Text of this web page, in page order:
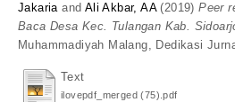
Jakariaand Ali Akbar, AA(2019)Peer
Baca Desa Kec. Tulangan Kab.
Muhammadiyah Malang, Dedikasi
Text
ilovepdf_merged (75).pdf